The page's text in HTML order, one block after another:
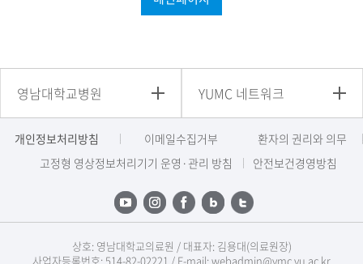
영남대학교병원 YUMC 네트워크
개인정보처리방침 이메일수집거부
환자의 권리와 의무
고정형 영상정보처리기기 운영·관리 방침
안전보건경영방침
상호: 영남대학교의료원 / 대표자: 김용대(의료원장)
사업자등록번호: 514-82-02221 / E-mail: webadmin@ymc.yu.ac.kr